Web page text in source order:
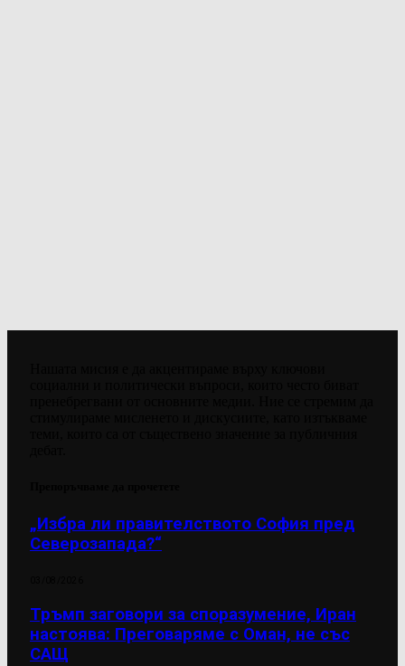
„Избра ли правителството София пред
Северозапада?“
Тръмп заговори за споразумение, Иран
настоява: Преговаряме с Оман, не със
САЩ